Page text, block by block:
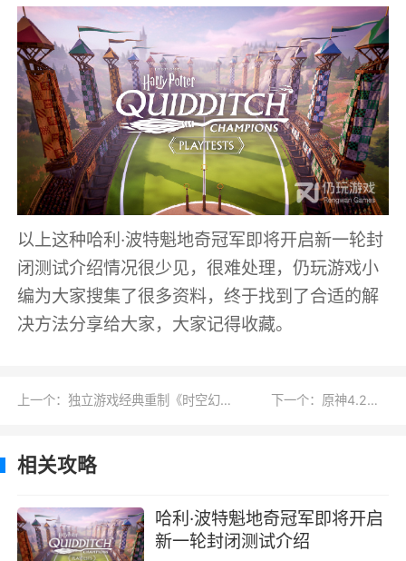
以上这种哈利·波特魁地奇冠军即将开启新一轮封
闭测试介绍情况很少见，很难处理，仍玩游戏小
编为大家搜集了很多资料，终于找到了合适的解
决方法分享给大家，大家记得收藏。
上一个：独立游戏经典重制《时空幻境周年纪念版》将于2024年4月30日发售详情 下一个：原神4.2记忆之块机关解谜攻略详情
相关攻略
哈利·波特魁地奇冠军即将开启
新一轮封闭测试介绍